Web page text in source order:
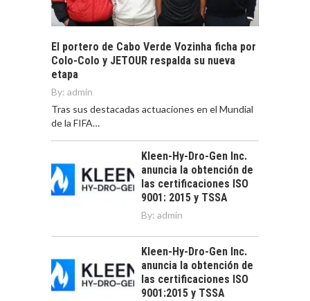
El portero de Cabo Verde Vozinha ficha por
Colo-Colo y JETOUR respalda su nueva
etapa
By: admin
Tras sus destacadas actuaciones en el Mundial
de la FIFA…
Kleen-Hy-Dro-Gen Inc.
anuncia la obtención de
las certificaciones ISO
9001: 2015 y TSSA
By: admin
Kleen-Hy-Dro-Gen Inc.
anuncia la obtención de
las certificaciones ISO
9001:2015 y TSSA